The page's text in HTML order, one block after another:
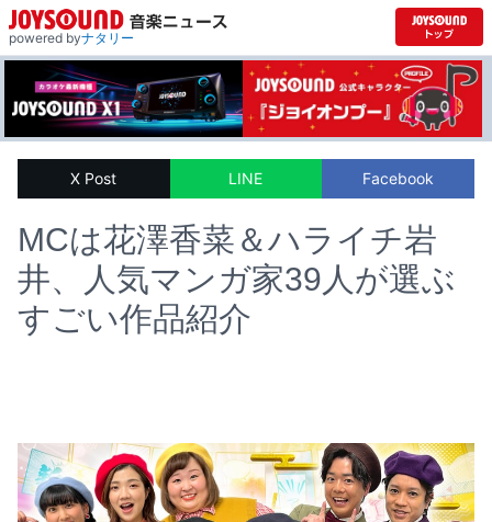
powered byナタリー
X Post LINE Facebook
MCは花澤香菜＆ハライチ岩
井、人気マンガ家39人が選ぶ
すごい作品紹介